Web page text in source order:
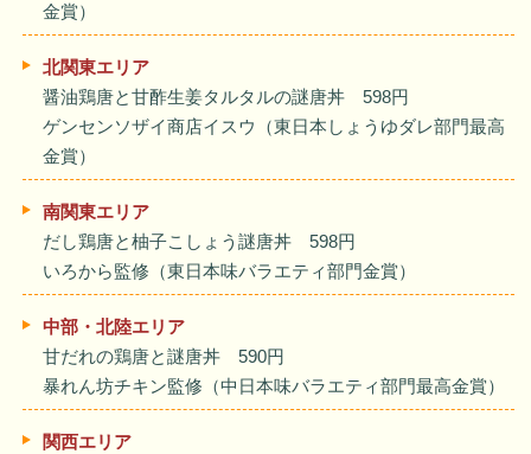
金賞）
北関東エリア
醤油鶏唐と甘酢生姜タルタルの謎唐丼 598円
ゲンセンソザイ商店イスウ（東日本しょうゆダレ部門最高
金賞）
南関東エリア
だし鶏唐と柚子こしょう謎唐丼 598円
いろから監修（東日本味バラエティ部門金賞）
中部・北陸エリア
甘だれの鶏唐と謎唐丼 590円
暴れん坊チキン監修（中日本味バラエティ部門最高金賞）
関西エリア